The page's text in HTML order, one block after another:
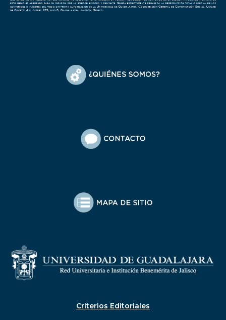
Criterios Editoriales